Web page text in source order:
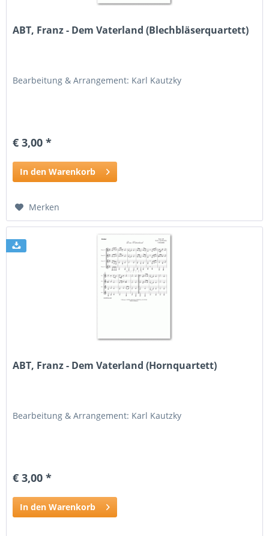
ABT, Franz - Dem Vaterland (Blechbläserquartett)
Bearbeitung & Arrangement: Karl Kautzky
€ 3,00 *
In den Warenkorb
Merken
ABT, Franz - Dem Vaterland (Hornquartett)
Bearbeitung & Arrangement: Karl Kautzky
€ 3,00 *
In den Warenkorb